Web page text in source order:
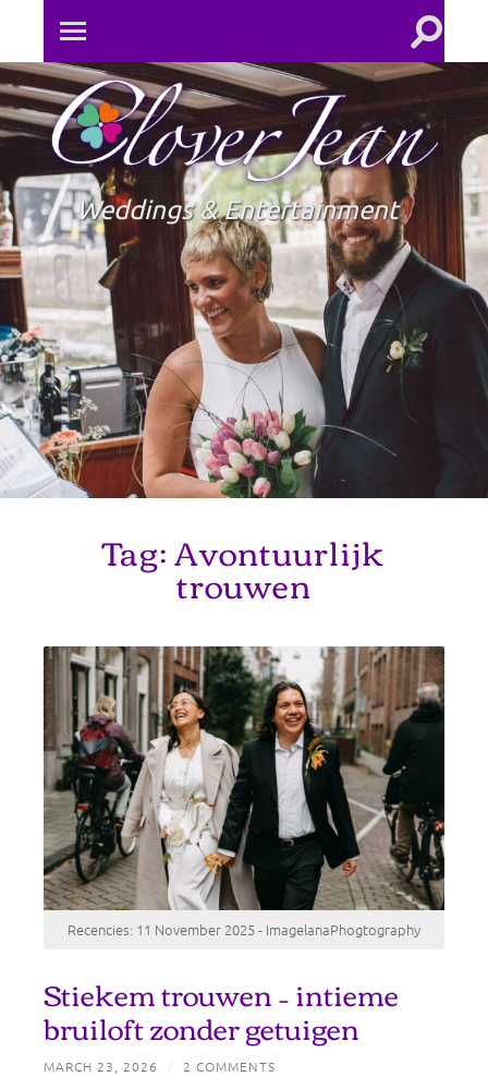
Toggle
mobile
menu
Toggle
field
Weddings & Entertainment
Tag:Avontuurlijk
trouwen
Recencies: 11 November 2025 - ImagelanaPhogtography
Stiekem trouwen – intieme
bruiloft zonder getuigen
MARCH 23, 2026 / 2 COMMENTS